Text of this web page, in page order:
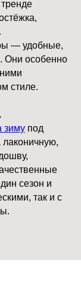
— удобные,
Они особенно
стиле.
зиму под
лаконичную,
сезон и
так и с